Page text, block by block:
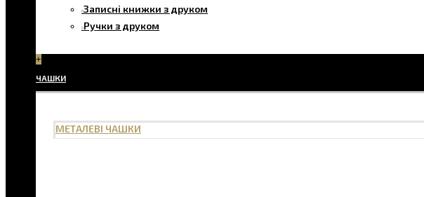
Записні книжки з друком
Ручки з друком
+
ЧАШКИ
МЕТАЛЕВІ ЧАШКИ